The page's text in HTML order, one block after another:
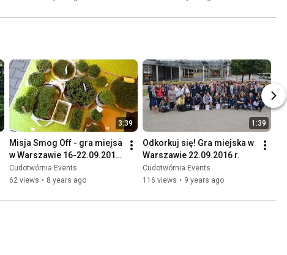
3:39
Misja Smog Off - gra miejsa
w Warszawie 16-22.09.2017
r.
Cudotwórnia Events
62 views • 8 years ago
1:39
Odkorkuj się! Gra miejska w
Warszawie 22.09.2016 r.
Cudotwórnia Events
116 views • 9 years ago